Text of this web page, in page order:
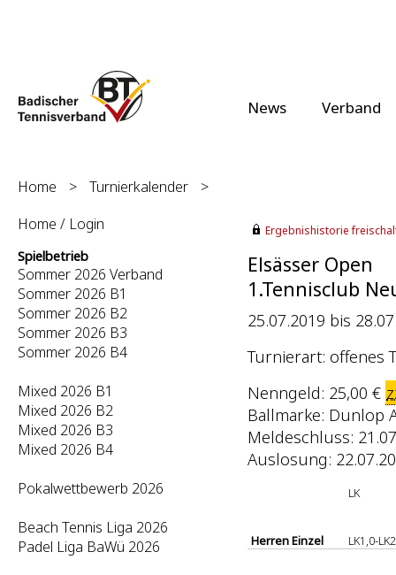
News Verband
Home > Turnierkalender
>
Home / Login
Spielbetrieb
Sommer 2026 Verband
Sommer 2026 B1
Sommer 2026 B2
Sommer 2026 B3
Sommer 2026 B4
Mixed 2026 B1
Mixed 2026 B2
Mixed 2026 B3
Mixed 2026 B4
Pokalwettbewerb 2026
Beach Tennis Liga 2026
Padel Liga BaWü 2026
Ergebnishistorie
Elsässer Open
1.Tennisclub
25.07.2019 bis
Turnierart: offenes
Nenngeld: 25,00 €
Ballmarke: Dunlop
Meldeschluss:
Auslosung:
LK
Herren Einzel LK1,0-